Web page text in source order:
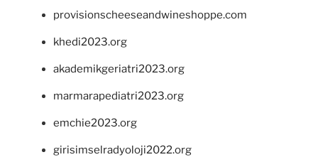
provisionscheeseandwineshoppe.com
khedi2023.org
akademikgeriatri2023.org
marmarapediatri2023.org
emchie2023.org
girisimselradyoloji2022.org